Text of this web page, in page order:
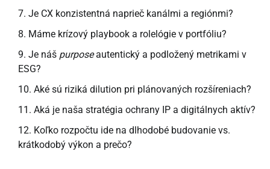
Je CX konzistentná naprieč kanálmi a regiónmi?
Máme krízový playbook a rolelógie v portfóliu?
Je náš purposeautentický a podložený metrikami v
ESG?
Aké sú riziká dilution pri plánovaných rozšíreniach?
Aká je naša stratégia ochrany IP a digitálnych aktív?
Koľko rozpočtu ide na dlhodobé budovanie vs.
krátkodobý výkon a prečo?